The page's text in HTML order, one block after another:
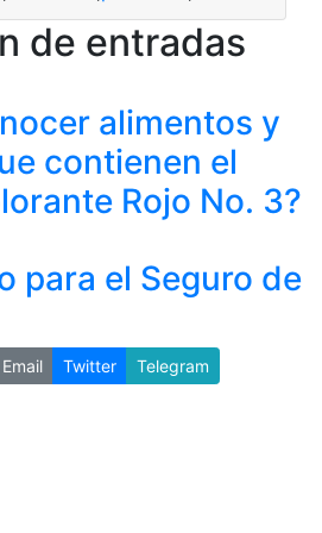
de entradas
alimentos y
contienen el
Rojo No. 3?
para el Seguro de
Email Twitter Telegram